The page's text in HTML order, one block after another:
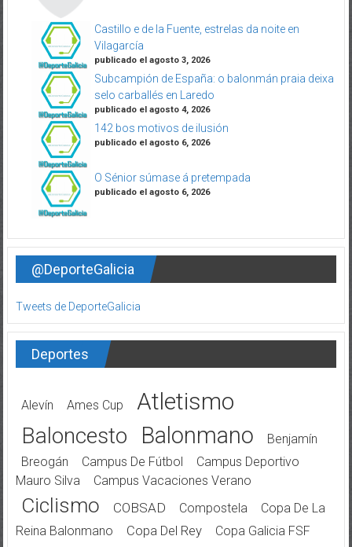
Castillo e de la Fuente, estrelas da noite en
Vilagarcía
publicado el agosto 3, 2026
Subcampión de España: o balonmán praia deixa
selo carballés en Laredo
publicado el agosto 4, 2026
142 bos motivos de ilusión
publicado el agosto 6, 2026
O Sénior súmase á pretempada
publicado el agosto 6, 2026
@DeporteGalicia
Tweets de DeporteGalicia
Deportes
Alevín Ames Cup Atletismo
Baloncesto Balonmano
Benjamín
Breogán
Campus De Fútbol
Campus Deportivo
Mauro Silva
Campus Vacaciones Verano
Ciclismo COBSAD Compostela
Copa De La
Reina Balonmano
Copa Del Rey
Copa Galicia FSF